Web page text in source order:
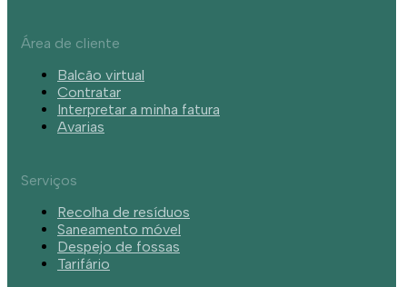
Área de cliente
Balcão virtual
Contratar
Interpretar a minha fatura
Avarias
Serviços
Recolha de resíduos
Saneamento móvel
Despejo de fossas
Tarifário